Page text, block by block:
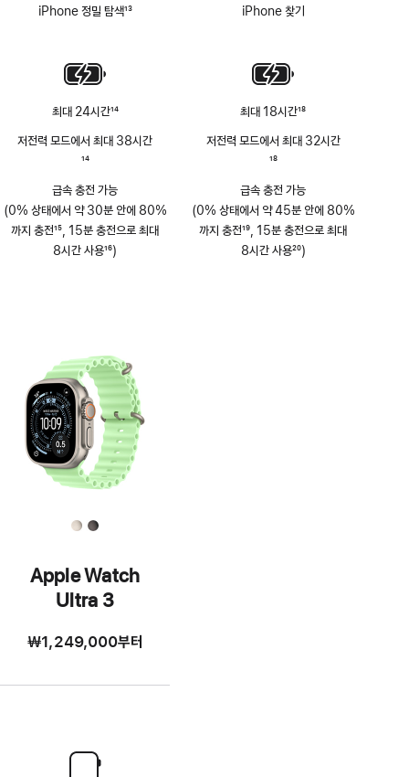
iPhone 정밀 탐색13
최대 24시간14
저전력 모드에서 최대 38시간
14
급속 충전 가능
(0% 상태에서 약 30분 안에 80%
까지 충전15 , 15분 충전으로 최대
8시간 사용16)
iPhone 찾기
최대 18시간18
저전력 모드에서 최대 32시간
18
급속 충전 가능
(0% 상태에서 약 45분 안에 80%
까지 충전19 , 15분 충전으로 최대
8시간 사용20)
Apple Watch
Ultra 3
₩1,249,000부터